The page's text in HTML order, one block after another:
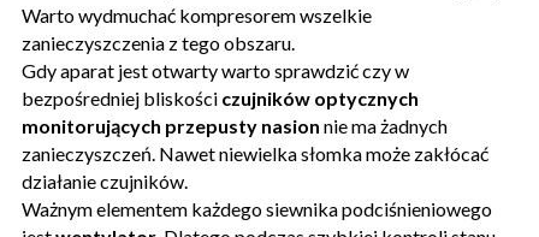
Warto wydmuchać kompresorem wszelkie
zanieczyszczenia z tego obszaru.
Gdy aparat jest otwarty warto sprawdzić czy w
bezpośredniej bliskości czujników optycznych
monitorujących przepusty nasion nie ma żadnych
zanieczyszczeń. Nawet niewielka słomka może zakłócać
działanie czujników.
Ważnym elementem każdego siewnika podciśnieniowego